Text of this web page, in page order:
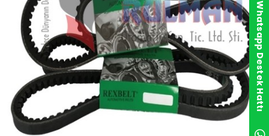
Whatsapp Destek Hattı